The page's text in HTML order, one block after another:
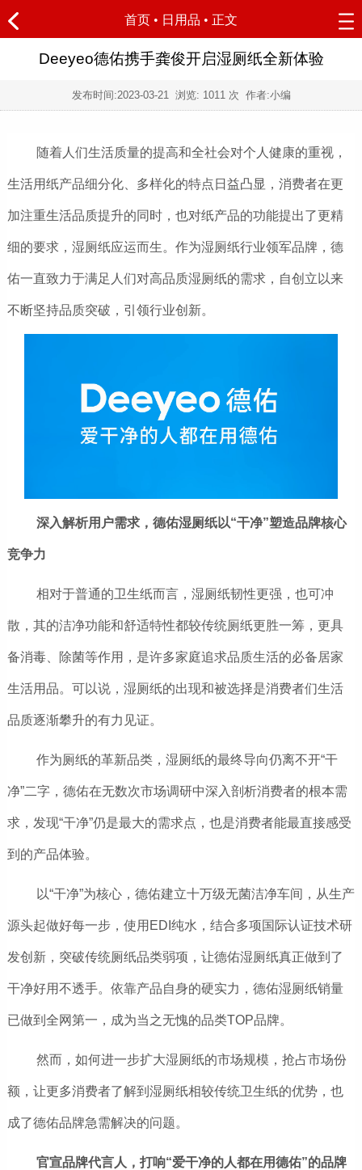
首页 • 日用品 • 正文
Deeyeo德佑携手龚俊开启湿厕纸全新体验
发布时间:2023-03-21 浏览: 1011 次 作者:小编
随着人们生活质量的提高和全社会对个人健康的重视，
生活用纸产品细分化、多样化的特点日益凸显，消费者在更
加注重生活品质提升的同时，也对纸产品的功能提出了更精
细的要求，湿厕纸应运而生。作为湿厕纸行业领军品牌，德
佑一直致力于满足人们对高品质湿厕纸的需求，自创立以来
不断坚持品质突破，引领行业创新。
深入解析用户需求，德佑湿厕纸以“干净”塑造品牌核心
竞争力
相对于普通的卫生纸而言，湿厕纸韧性更强，也可冲
散，其的洁净功能和舒适特性都较传统厕纸更胜一筹，更具
备消毒、除菌等作用，是许多家庭追求品质生活的必备居家
生活用品。可以说，湿厕纸的出现和被选择是消费者们生活
品质逐渐攀升的有力见证。
作为厕纸的革新品类，湿厕纸的最终导向仍离不开“干
净”二字，德佑在无数次市场调研中深入剖析消费者的根本需
求，发现“干净”仍是最大的需求点，也是消费者能最直接感受
到的产品体验。
以“干净”为核心，德佑建立十万级无菌洁净车间，从生产
源头起做好每一步，使用EDI纯水，结合多项国际认证技术研
发创新，突破传统厕纸品类弱项，让德佑湿厕纸真正做到了
干净好用不透手。依靠产品自身的硬实力，德佑湿厕纸销量
已做到全网第一，成为当之无愧的品类TOP品牌。
然而，如何进一步扩大湿厕纸的市场规模，抢占市场份
额，让更多消费者了解到湿厕纸相较传统卫生纸的优势，也
成了德佑品牌急需解决的问题。
官宣品牌代言人，打响“爱干净的人都在用德佑”的品牌